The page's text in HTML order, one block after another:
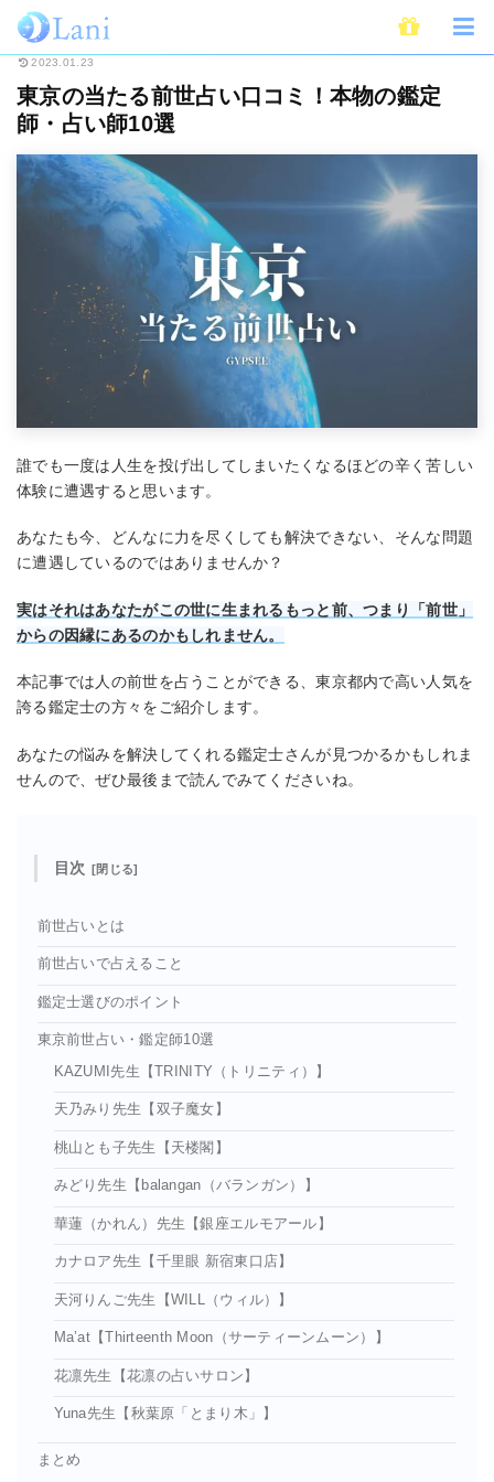
ホーム 占い 東京の当たる前世占い口コミ！本物の鑑定師・占
2023.01.23
東京の当たる前世占い口コミ！本物の鑑定
師・占い師10選
誰でも一度は人生を投げ出してしまいたくなるほどの辛く苦しい
体験に遭遇すると思います。
あなたも今、どんなに力を尽くしても解決できない、そんな問題
に遭遇しているのではありませんか？
実はそれはあなたがこの世に生まれるもっと前、つまり「前世」
からの因縁にあるのかもしれません。
本記事では人の前世を占うことができる、東京都内で高い人気を
誇る鑑定士の方々をご紹介します。
あなたの悩みを解決してくれる鑑定士さんが見つかるかもしれま
せんので、ぜひ最後まで読んでみてくださいね。
目次
前世占いとは
前世占いで占えること
鑑定士選びのポイント
東京前世占い・鑑定師10選
KAZUMI先生【TRINITY（トリニティ）】
天乃みり先生【双子魔女】
桃山とも子先生【天楼閣】
みどり先生【balangan（バランガン）】
華蓮（かれん）先生【銀座エルモアール】
カナロア先生【千里眼 新宿東口店】
天河りんご先生【WILL（ウィル）】
Ma’at【Thirteenth Moon（サーティーンムーン）】
花凛先生【花凛の占いサロン】
Yuna先生【秋葉原「とまり木」】
まとめ